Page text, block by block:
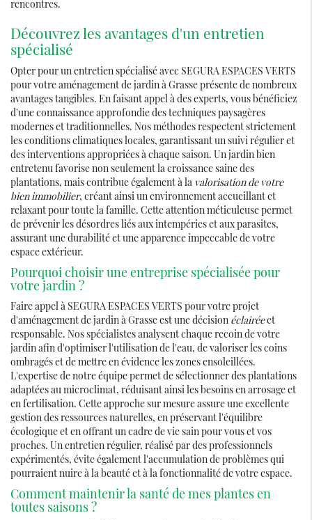
rencontres.
Découvrez les avantages d'un entretien
spécialisé
Opter pour un entretien spécialisé avec SEGURA ESPACES VERTS
pour votre aménagement de jardin à Grasse présente de nombreux
avantages tangibles. En faisant appel à des experts, vous bénéficiez
d'une connaissance approfondie des techniques paysagères
modernes et traditionnelles. Nos méthodes respectent strictement
les conditions climatiques locales, garantissant un suivi régulier et
des interventions appropriées à chaque saison. Un jardin bien
entretenu favorise non seulement la croissance saine des
plantations, mais contribue également à la valorisation de votre
bien immobilier, créant ainsi un environnement accueillant et
relaxant pour toute la famille. Cette attention méticuleuse permet
de prévenir les désordres liés aux intempéries et aux parasites,
assurant une durabilité et une apparence impeccable de votre
espace extérieur.
Pourquoi choisir une entreprise spécialisée pour
votre jardin ?
Faire appel à SEGURA ESPACES VERTS pour votre projet
d'aménagement de jardin à Grasse est une décision éclairéeet
responsable. Nos spécialistes analysent chaque recoin de votre
jardin afin d'optimiser l'utilisation de l'eau, de valoriser les coins
ombragés et de mettre en évidence les zones ensoleillées.
L'expertise de notre équipe permet de sélectionner des plantations
adaptées au microclimat, réduisant ainsi les besoins en arrosage et
en fertilisation. Cette approche sur mesure assure une excellente
gestion des ressources naturelles, en préservant l'équilibre
écologique et en offrant un cadre de vie sain pour vous et vos
proches. Un entretien régulier, réalisé par des professionnels
expérimentés, évite également l'accumulation de problèmes qui
pourraient nuire à la beauté et à la fonctionnalité de votre espace.
Comment maintenir la santé de mes plantes en
toutes saisons ?